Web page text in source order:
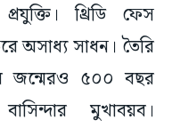
থ্রিডি ফেস
অসাধ্য সাধন। তৈরি
জন্মেরও ৫০০ বছর
মুখাবয়ব।